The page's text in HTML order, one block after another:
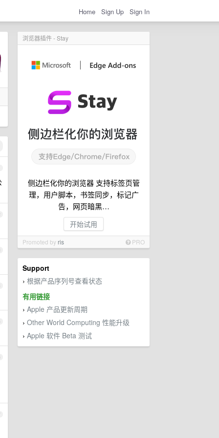
Home Sign Up Sign In
浏览器插件 - Stay
侧边栏化你的浏览器 支持标签页管
理，用户脚本，书签同步，标记广
告，网页暗黑…
开始试用
Promoted by ris PRO
Support
› 根据产品序列号查看状态
有用链接
› Apple 产品更新周期
› Other World Computing 性能升级
› Apple 软件 Beta 测试